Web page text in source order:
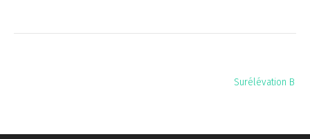
Surélévation B